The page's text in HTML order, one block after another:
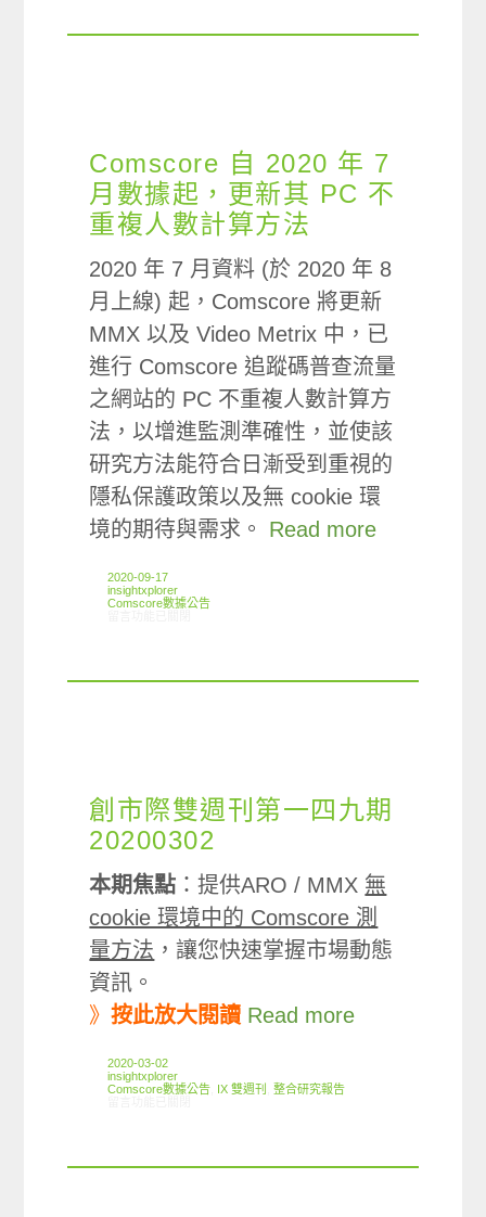
Comscore 自 2020 年 7
月數據起，更新其 PC 不
重複人數計算方法
2020 年 7 月資料 (於 2020 年 8
月上線) 起，Comscore 將更新
MMX 以及 Video Metrix 中，已
進行 Comscore 追蹤碼普查流量
之網站的 PC 不重複人數計算方
法，以增進監測準確性，並使該
研究方法能符合日漸受到重視的
隱私保護政策以及無 cookie 環
境的期待與需求。 Read more
2020-09-17
insightxplorer
Comscore數據公告
創市際雙週刊第一四九期
20200302
本期焦點 ：提供ARO / MMX 無
cookie 環境中的 Comscore 測
量方法 ，讓您快速掌握市場動態
資訊。
》按此放大閱讀 Read more
2020-03-02
insightxplorer
Comscore數據公告 IX 雙週刊 ,整合研究報告